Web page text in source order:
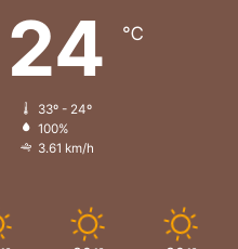
24 ℃
33º - 24º
100%
3.61 km/h